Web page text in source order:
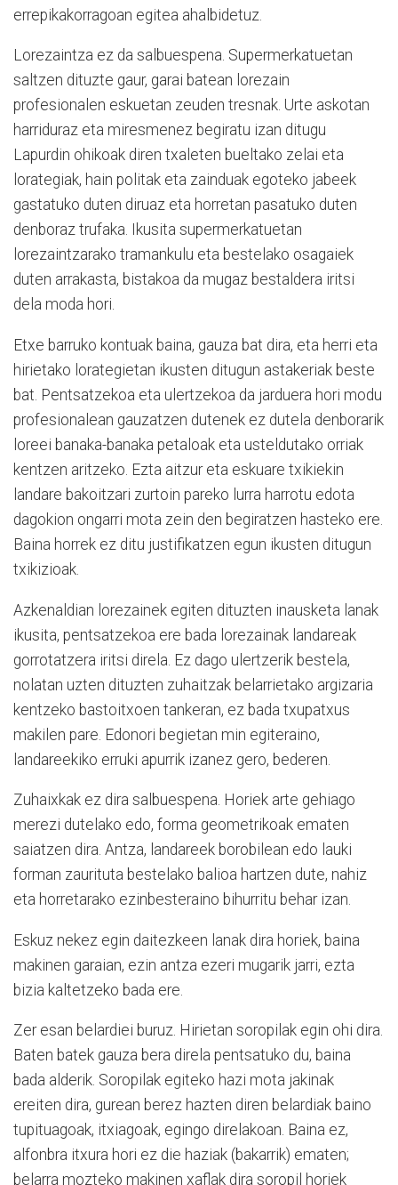
errepikakorragoan egitea ahalbidetuz.
Lorezaintza ez da salbuespena. Supermerkatuetan
saltzen dituzte gaur, garai batean lorezain
profesionalen eskuetan zeuden tresnak. Urte askotan
harriduraz eta miresmenez begiratu izan ditugu
Lapurdin ohikoak diren txaleten bueltako zelai eta
lorategiak, hain politak eta zainduak egoteko jabeek
gastatuko duten diruaz eta horretan pasatuko duten
denboraz trufaka. Ikusita supermerkatuetan
lorezaintzarako tramankulu eta bestelako osagaiek
duten arrakasta, bistakoa da mugaz bestaldera iritsi
dela moda hori.
Etxe barruko kontuak baina, gauza bat dira, eta herri eta
hirietako lorategietan ikusten ditugun astakeriak beste
bat. Pentsatzekoa eta ulertzekoa da jarduera hori modu
profesionalean gauzatzen dutenek ez dutela denborarik
loreei banaka-banaka petaloak eta usteldutako orriak
kentzen aritzeko. Ezta aitzur eta eskuare txikiekin
landare bakoitzari zurtoin pareko lurra harrotu edota
dagokion ongarri mota zein den begiratzen hasteko ere.
Baina horrek ez ditu justifikatzen egun ikusten ditugun
txikizioak.
Azkenaldian lorezainek egiten dituzten inausketa lanak
ikusita, pentsatzekoa ere bada lorezainak landareak
gorrotatzera iritsi direla. Ez dago ulertzerik bestela,
nolatan uzten dituzten zuhaitzak belarrietako argizaria
kentzeko bastoitxoen tankeran, ez bada txupatxus
makilen pare. Edonori begietan min egiteraino,
landareekiko erruki apurrik izanez gero, bederen.
Zuhaixkak ez dira salbuespena. Horiek arte gehiago
merezi dutelako edo, forma geometrikoak ematen
saiatzen dira. Antza, landareek borobilean edo lauki
forman zaurituta bestelako balioa hartzen dute, nahiz
eta horretarako ezinbesteraino bihurritu behar izan.
Eskuz nekez egin daitezkeen lanak dira horiek, baina
makinen garaian, ezin antza ezeri mugarik jarri, ezta
bizia kaltetzeko bada ere.
Zer esan belardiei buruz. Hirietan soropilak egin ohi dira.
Baten batek gauza bera direla pentsatuko du, baina
bada alderik. Soropilak egiteko hazi mota jakinak
ereiten dira, gurean berez hazten diren belardiak baino
tupituagoak, itxiagoak, egingo direlakoan. Baina ez,
alfonbra itxura hori ez die haziak (bakarrik) ematen;
belarra mozteko makinen xaflak dira soropil horiek